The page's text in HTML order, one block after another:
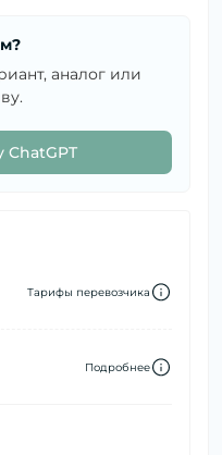
аналог или
ChatGPT
Тарифы перевозчика
Подробнее